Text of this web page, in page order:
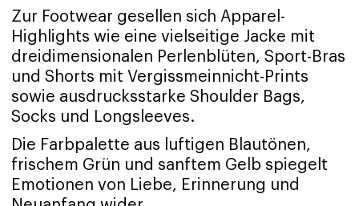
Zur Footwear gesellen sich Apparel-
Highlights wie eine vielseitige Jacke mit
dreidimensionalen Perlenblüten, Sport-Bras
und Shorts mit Vergissmeinnicht-Prints
sowie ausdrucksstarke Shoulder Bags,
Socks und Longsleeves.
Die Farbpalette aus luftigen Blautönen,
frischem Grün und sanftem Gelb spiegelt
Emotionen von Liebe, Erinnerung und